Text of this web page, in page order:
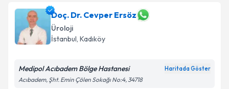
Doç. Dr. Cevper Ersöz
Üroloji
İstanbul, Kadıköy
Medipol Acıbadem Bölge Hastanesi Haritada Göster
Acıbadem, Şht. Emin Çölen Sokağı No:4, 34718